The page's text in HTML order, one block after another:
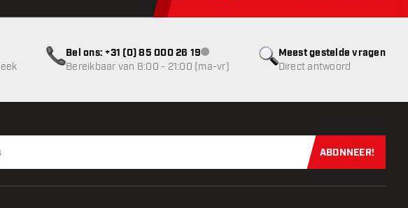
Meest gestelde vragen
Direct antwoord
Bel ons: +31 (0) 85 000 26 19klantenservice niet beschikbaar
Bereikbaar van 8:00 - 21:00 (ma-vr)
Schrijf je
ABONNEER!